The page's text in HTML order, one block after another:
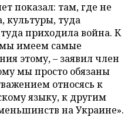
показал: там, где не
культуры, туда
приходила война. К
имеем самые
этому, – заявил член
мы просто обязаны
относясь к
языку, к другим
на Украине».